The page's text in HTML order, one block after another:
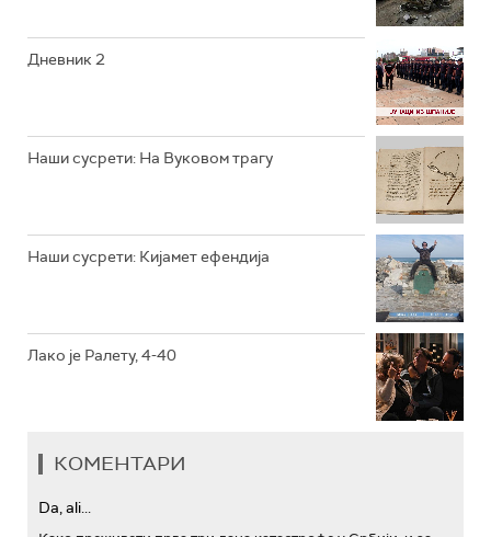
Дневник 2
Наши сусрети: На Вуковом трагу
Наши сусрети: Кијамет ефендија
Лако је Ралету, 4-40
КОМЕНТАРИ
Da, ali...